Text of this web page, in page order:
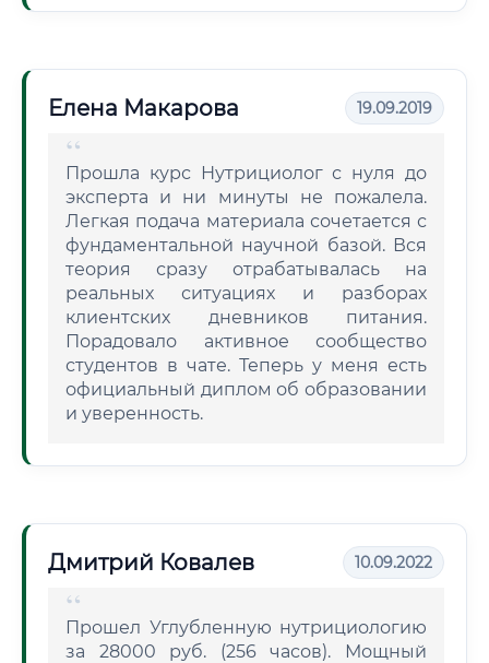
Елена Макарова 19.09.2019
Прошла курс Нутрициолог с нуля до
эксперта и ни минуты не пожалела.
Легкая подача материала сочетается с
фундаментальной научной базой. Вся
теория сразу отрабатывалась на
реальных ситуациях и разборах
клиентских дневников питания.
Порадовало активное сообщество
студентов в чате. Теперь у меня есть
официальный диплом об образовании
и уверенность.
Дмитрий Ковалев 10.09.2022
Прошел Углубленную нутрициологию
за 28000 руб. (256 часов). Мощный